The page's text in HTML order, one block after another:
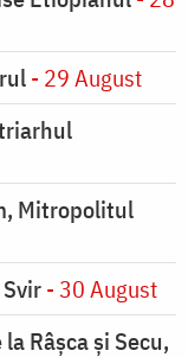
- 29 August
Mitropolitul
- 30 August
Râşca şi Secu,